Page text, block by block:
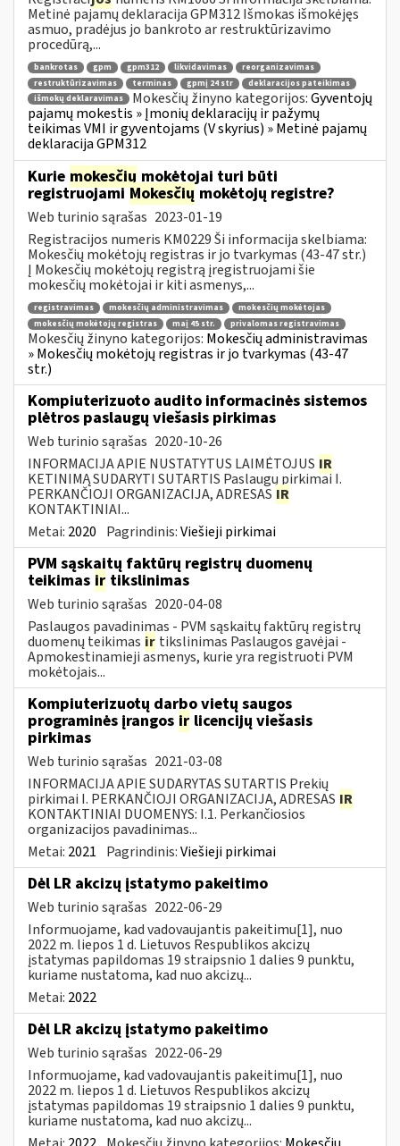
Metinė pajamų deklaracija GPM312 Išmokas išmokėjęs
asmuo, pradėjus jo bankroto ar restruktūrizavimo
procedūrą,...
bankrotas gpm gpm312 likvidavimas
reorganizavimas
restruktūrizavimas
terminas gpmį 24 str
deklaracijos pateikimas
išmokų deklaravimas
Mokesčių žinyno kategorijos:Gyventojų
pajamų mokestis » Įmonių deklaracijų ir pažymų
teikimas VMI ir gyventojams (V skyrius) » Metinė pajamų
deklaracija GPM312
Kurie mokesčių mokėtojai turi būti
registruojamiMokesčių mokėtojų registre?
Web turinio sąrašas 2023-01-19
Registracijos numeris KM0229 Ši informacija skelbiama:
Mokesčių mokėtojų registras ir jo tvarkymas (43-47 str.)
Į Mokesčių mokėtojų registrą įregistruojami šie
mokesčių mokėtojai ir kiti asmenys,...
registravimas mokesčių administravimas
mokesčių mokėtojas
mokesčių mokėtojų registras
maį 45 str. privalomas registravimas
Mokesčių žinyno kategorijos: Mokesčių administravimas
» Mokesčių mokėtojų registras ir jo tvarkymas (43-47
str.)
Kompiuterizuoto audito informacinės sistemos
plėtros paslaugų viešasis pirkimas
Web turinio sąrašas 2020-10-26
INFORMACIJA APIE NUSTATYTUS LAIMĖTOJUS IR
KETINIMĄ SUDARYTI SUTARTIS Paslaugų pirkimai I.
PERKANČIOJI ORGANIZACIJA, ADRESAS IR
KONTAKTINIAI...
Metai: 2020 Pagrindinis:Viešieji pirkimai
PVM sąskaitų faktūrų registrų duomenų
teikimas ir tikslinimas
Web turinio sąrašas 2020-04-08
Paslaugos pavadinimas - PVM sąskaitų faktūrų registrų
duomenų teikimas ir tikslinimas Paslaugos gavėjai -
Apmokestinamieji asmenys, kurie yra registruoti PVM
mokėtojais...
Kompiuterizuotų darbo vietų saugos
programinės įrangos ir licencijų viešasis
pirkimas
Web turinio sąrašas 2021-03-08
INFORMACIJA APIE SUDARYTAS SUTARTIS Prekių
pirkimai I. PERKANČIOJI ORGANIZACIJA, ADRESAS IR
KONTAKTINIAI DUOMENYS: I.1. Perkančiosios
organizacijos pavadinimas...
Metai: 2021 Pagrindinis:Viešieji pirkimai
Dėl LR akcizų įstatymo pakeitimo
Web turinio sąrašas 2022-06-29
Informuojame, kad vadovaujantis pakeitimu[1], nuo
2022 m. liepos 1 d. Lietuvos Respublikos akcizų
įstatymas papildomas 19 straipsnio 1 dalies 9 punktu,
kuriame nustatoma, kad nuo akcizų...
Metai: 2022
Dėl LR akcizų įstatymo pakeitimo
Web turinio sąrašas 2022-06-29
Informuojame, kad vadovaujantis pakeitimu[1], nuo
2022 m. liepos 1 d. Lietuvos Respublikos akcizų
įstatymas papildomas 19 straipsnio 1 dalies 9 punktu,
kuriame nustatoma, kad nuo akcizų...